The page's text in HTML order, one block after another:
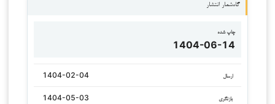
گاه‌شمار انتشار
چاپ شده
1404-06-14
ارسال 1404-02-04
بازنگری 1404-05-03